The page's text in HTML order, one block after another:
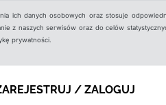
ich danych osobowych oraz stosuje
z naszych serwisów oraz do celów
prywatności.
/ ZALOGUJ